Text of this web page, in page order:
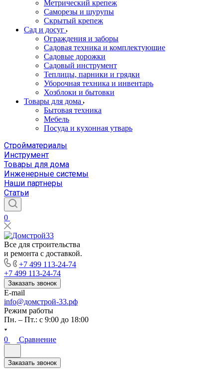
Метрический крепеж
Саморезы и шурупы
Скрытый крепеж
Сад и досуг
Ограждения и заборы
Садовая техника и комплектующие
Садовые дорожки
Садовый инструмент
Теплицы, парники и грядки
Уборочная техника и инвентарь
Хозблоки и бытовки
Товары для дома
Бытовая техника
Мебель
Посуда и кухонная утварь
Стройматериалы
Инструмент
Товары для дома
Инженерные системы
Наши партнеры
Статьи
0
Все для строительства
и ремонта с доставкой.
+7 499 113-24-74
+7 499 113-24-74
Заказать звонок
E-mail
info@домстрой-33.рф
Режим работы
Пн. – Пт.: с 9:00 до 18:00
0 Сравнение
Заказать звонок